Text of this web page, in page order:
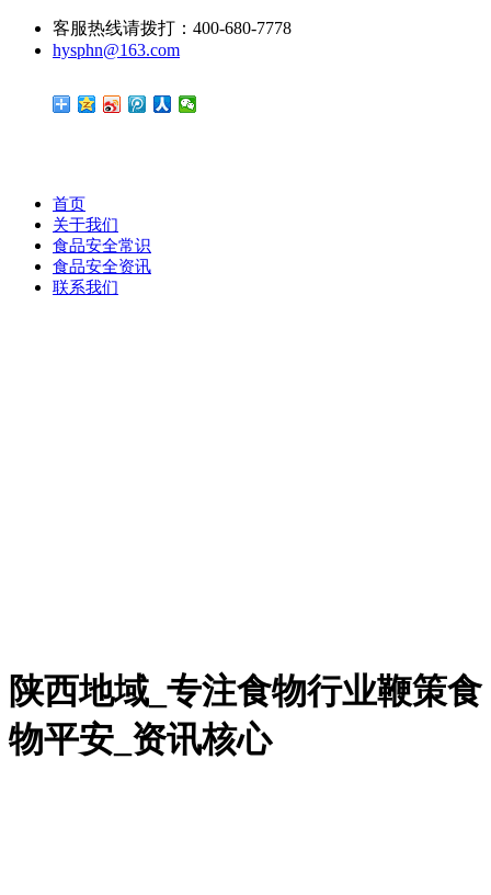
客服热线请拨打：400-680-7778
hysphn@163.com
首页
关于我们
食品安全常识
食品安全资讯
联系我们
陕西地域_专注食物行业鞭策食
物平安_资讯核心